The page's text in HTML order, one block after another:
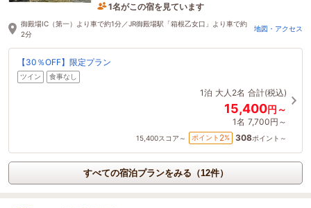
1名がこの宿を見ています
1時間前に予約されました
御殿場IC（第一）より車で約1分／JR御殿場駅「箱根乙女口」より車で約
2分
地図・アクセス
【30％OFF】限定プラン
ツイン 食事なし
1泊 大人2名 合計(税込)
15,400円～
1名 7,700円～
15,400スコア～ ポイント 2% 308ポイント～
すべての宿泊プランをみる（12件）